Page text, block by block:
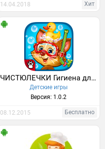
14.04.2018 Хит
ЧИСТЮЛЕЧКИ Гигиена для малышей
Детские игры
Версия: 1.0.2
08.12.2015 Бесплатно